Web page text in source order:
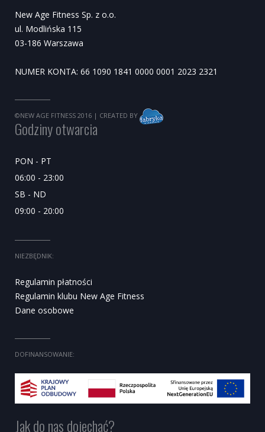
New Age Fitness Sp. z o.o.
ul. Modlińska 115
03-186 Warszawa
NUMER KONTA: 66 1090 1841 0000 0001 2023 2321
©NEW AGE FITNESS 2016 | CREATED BY
Godziny otwarcia
PON - PT
06:00 - 23:00
SB - ND
09:00 - 20:00
NIEZBĘDNIK:
Regulamin płatności
Regulamin klubu New Age Fitness
Dane osobowe
DOFINANSOWANIE:
Jak do nas dojechać?